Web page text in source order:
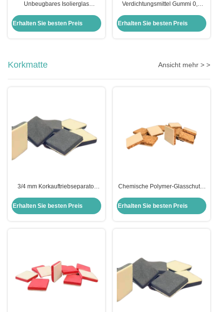
Unbeugbares Isolierglas
Anzahlung 70% Restbetrag
Zahlungsfrist
Erhalten Sie besten Preis
Verdichtungsmittel Gummi 0,5
PE-Verglasungsschaumband für
Glasfenster
Erhalten Sie besten Preis
Korkmatte Ansicht mehr > >
3/4 mm Korkauftriebseparator
von Glas Gelb/Rot/Schwarz
Erhalten Sie besten Preis
Chemische Polymer-Glasschutz-
Fensterglas-Doppelverglasung
Erhalten Sie besten Preis